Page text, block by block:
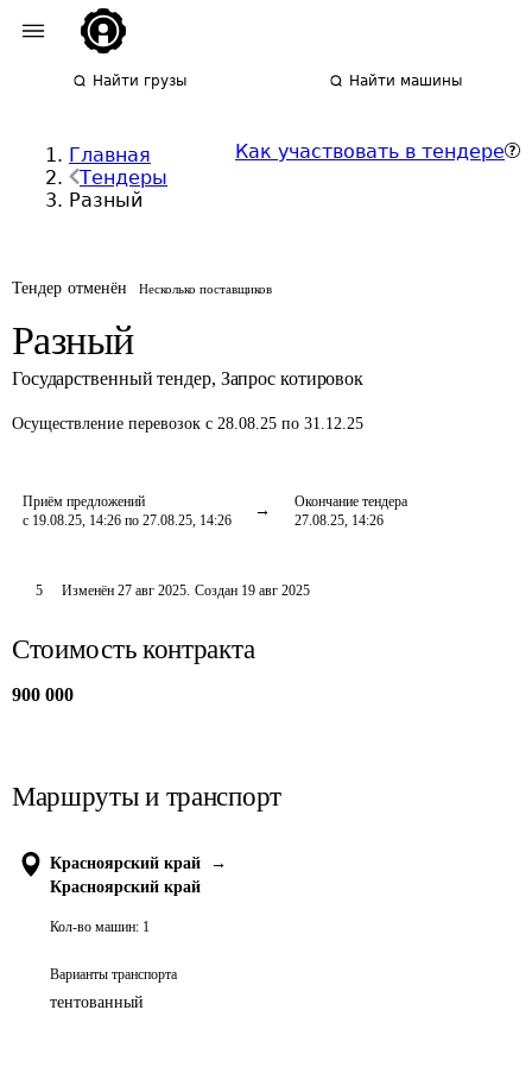
Найти грузы Найти машины
Главная
Тендеры
Разный
Как участвовать в тендере
Тендер отменён Несколько поставщиков
Разный
Государственный тендер, Запрос котировок
Осуществление перевозок с 28.08.25 по 31.12.25
Приём предложений
с 19.08.25, 14:26 по 27.08.25, 14:26
Окончание тендера
27.08.25, 14:26
5 Изменён 27 авг 2025. Создан 19 авг 2025
Стоимость контракта
900 000
Маршруты и транспорт
Красноярский край
→
Красноярский край
Кол-во машин: 1
Варианты транспорта
тентованный